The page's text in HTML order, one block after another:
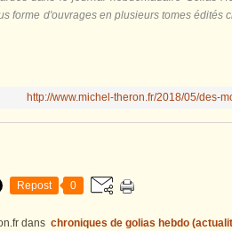
forme d'ouvrages en plusieurs tomes édités
http://www.michel-theron.fr/2018/05/des-
Repost 0
dans chroniques de golias hebdo